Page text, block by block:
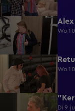
0:43
Wo
0:36
Wo
Di 9